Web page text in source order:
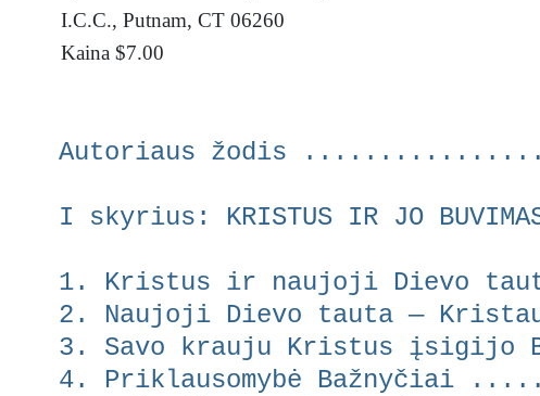
I.C.C., Putnam, CT 06260
Kaina $7.00
Autoriaus žodis
I skyrius: KRISTUS IR JO
1. Kristus ir naujoji
2. Naujoji Dievo tauta —
3. Savo krauju Kristus
4. Priklausomybė